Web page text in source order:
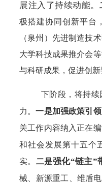
展注入了持续动能。
极搭建协同创新平台
（泉州）先进制造技
大学科技成果推介会
与科研成果，促进创新
下阶段，将持
力。一是加强政策引
关工作内容纳入正在
和社会发展第十五个
实。 二是强化“链主”
械、新源重工、维盾